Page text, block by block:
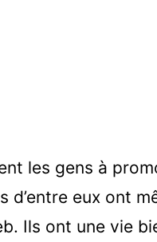
les gens à
d’entre eux ont
Ils ont une vie